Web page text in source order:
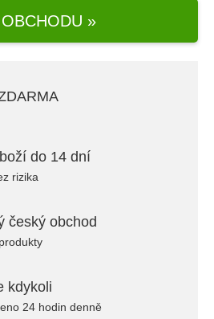
»
do 14 dní
rizika
český obchod
kdykoli
24 hodin denně